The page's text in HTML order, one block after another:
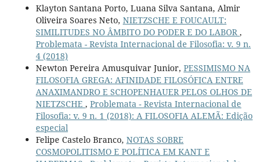
Klayton Santana Porto, Luana Silva Santana, Almir
Oliveira Soares Neto, NIETZSCHE E FOUCAULT:
SIMILITUDES NO ÂMBITO DO PODER E DO LABOR ,
Problemata - Revista Internacional de Filosofia: v. 9 n.
4 (2018)
Newton Pereira Amusquivar Junior, PESSIMISMO NA
FILOSOFIA GREGA: AFINIDADE FILOSÓFICA ENTRE
ANAXIMANDRO E SCHOPENHAUER PELOS OLHOS DE
NIETZSCHE , Problemata - Revista Internacional de
Filosofia: v. 9 n. 1 (2018): A FILOSOFIA ALEMÃ: Edição
especial
Felipe Castelo Branco, NOTAS SOBRE
COSMOPOLITISMO E POLÍTICA EM KANT E